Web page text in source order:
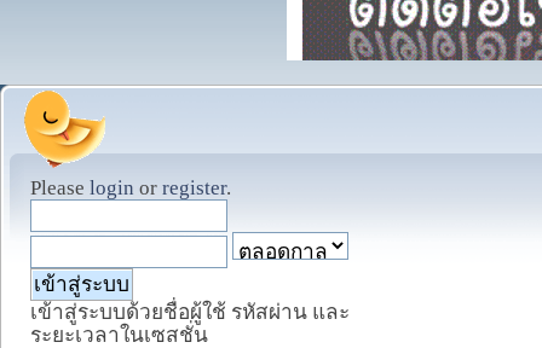
Please login or register.
เข้าสู่ระบบด้วยชื่อผู้ใช้ รหัสผ่าน และ
ระยะเวลาในเซสชั่น